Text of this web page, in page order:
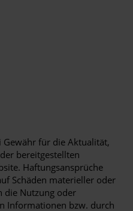
für die Aktualität,
bereitgestellten
Haftungsansprüche
Schäden materieller oder
die Nutzung oder
Informationen bzw. durch